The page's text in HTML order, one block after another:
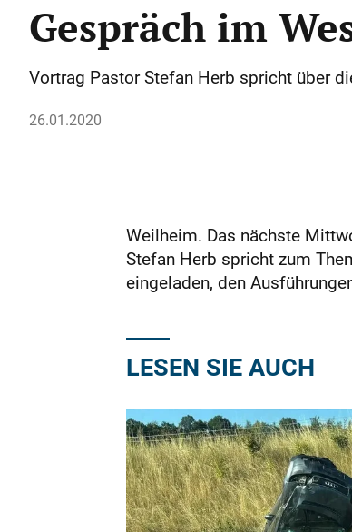
Gespräch im
Vortrag Pastor Stefan Herb spricht über
26.01.2020
Weilheim. Das nächste
Stefan Herb spricht zum
eingeladen, den
LESEN SIE AUCH